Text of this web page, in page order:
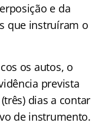
e da
que instruíram o
os autos, o
prevista
dias a contar
de instrumento.